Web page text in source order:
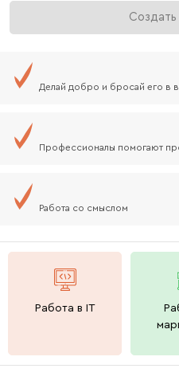
Делай добро и бросай его в
Профессионалы помогают
Работа со смыслом
Работа в IT
соглашение